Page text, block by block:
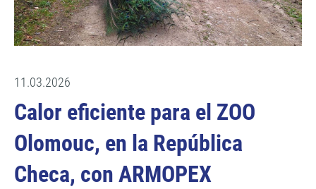
11.03.2026
Calor eficiente para el ZOO
Olomouc, en la República
Checa, con ARMOPEX